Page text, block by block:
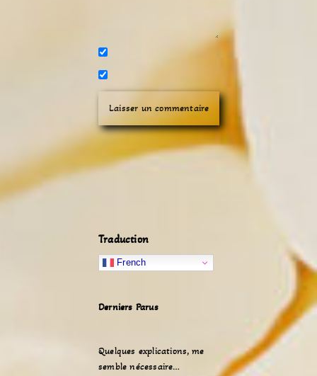
Traduction
French
Derniers Parus
Quelques explications, me
semble nécessaire…